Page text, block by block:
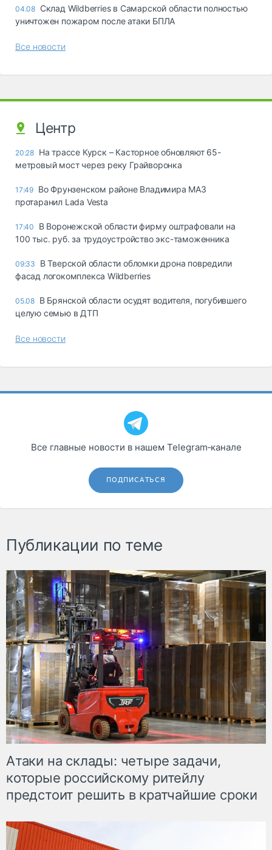
04.08 Склад Wildberries в Самарской области полностью
уничтожен пожаром после атаки БПЛА
Все новости
Центр
20:28 На трассе Курск – Касторное обновляют 65-
метровый мост через реку Грайворонка
17:49 Во Фрунзенском районе Владимира МАЗ
протаранил Lada Vesta
17:40
В Воронежской области фирму оштрафовали на
100 тыс. руб. за трудоустройство экс-таможенника
09:33
В Тверской области обломки дрона повредили
фасад логокомплекса Wildberries
05.08 В Брянской области осудят водителя, погубившего
целую семью в ДТП
Все новости
Все главные новости в нашем Telegram‑канале
ПОДПИСАТЬСЯ
Публикации по теме
Атаки на склады: четыре задачи,
которые российскому ритейлу
предстоит решить в кратчайшие сроки